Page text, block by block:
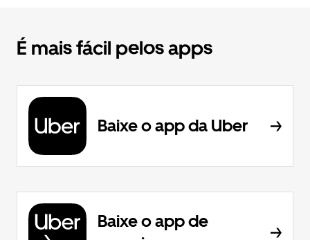
É mais fácil pelos apps
Baixe o app da Uber
Baixe o app de